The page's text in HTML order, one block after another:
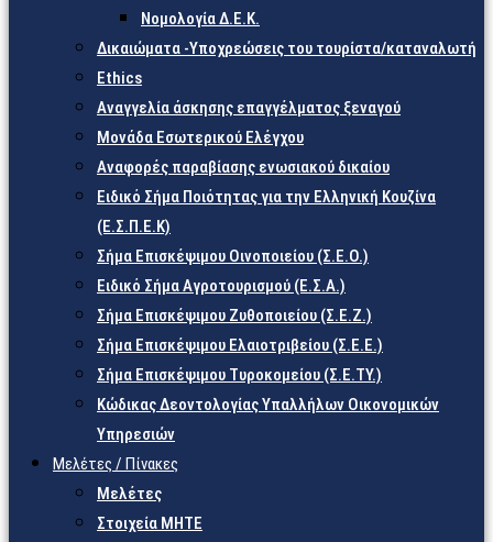
Νομολογία Δ.Ε.Κ.
Δικαιώματα -Υποχρεώσεις του τουρίστα/καταναλωτή
Ethics
Αναγγελία άσκησης επαγγέλματος ξεναγού
Μονάδα Εσωτερικού Ελέγχου
Αναφορές παραβίασης ενωσιακού δικαίου
Ειδικό Σήμα Ποιότητας για την Ελληνική Κουζίνα
(Ε.Σ.Π.Ε.Κ)
Σήμα Επισκέψιμου Οινοποιείου (Σ.Ε.Ο.)
Ειδικό Σήμα Αγροτουρισμού (Ε.Σ.Α.)
Σήμα Επισκέψιμου Ζυθοποιείου (Σ.Ε.Ζ.)
Σήμα Επισκέψιμου Ελαιοτριβείου (Σ.Ε.Ε.)
Σήμα Επισκέψιμου Τυροκομείου (Σ.Ε.TY.)
Κώδικας Δεοντολογίας Υπαλλήλων Οικονομικών
Υπηρεσιών
Μελέτες / Πίνακες
Μελέτες
Στοιχεία ΜΗΤΕ